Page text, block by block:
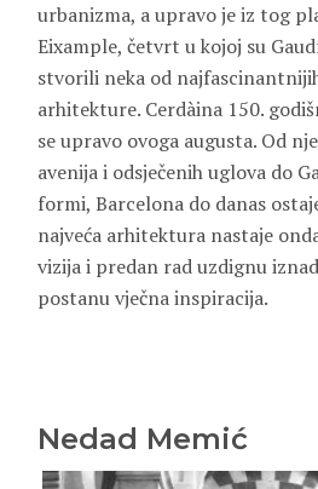
urbanizma, a upravo je iz tog
Eixample, četvrt u kojoj su
stvorili neka od
arhitekture. Cerdàina 150.
se upravo ovoga augusta. Od
avenija i odsječenih uglova do
formi, Barcelona do danas
najveća arhitektura nastaje
vizija i predan rad uzdignu
postanu vječna inspiracija.
Nedad Memić